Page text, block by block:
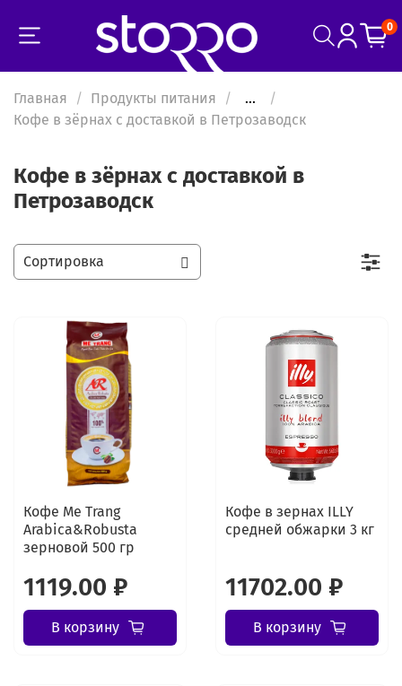
0
Главная Продукты питания
...
Кофе в зёрнах с доставкой в Петрозаводск
Кофе в зёрнах с доставкой в
Петрозаводск
Кофе Me Trang
Arabica&Robusta
зерновой 500 гр
1119.00 ₽
В корзину
Кофе в зернах ILLY
средней обжарки 3 кг
11702.00 ₽
В корзину